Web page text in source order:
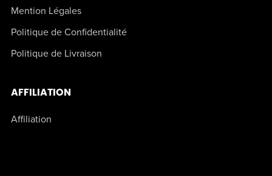
Mention Légales
Politique de Confidentialité
Politique de Livraison
AFFILIATION
Affiliation